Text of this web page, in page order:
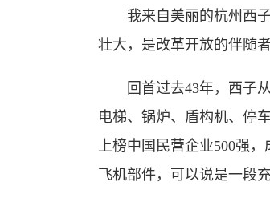
我来自美丽的杭州西子
壮大，是改革开放的伴随
回首过去43年，西子从
电梯、锅炉、盾构机、停
上榜中国民营企业500强
飞机部件，可以说是一段